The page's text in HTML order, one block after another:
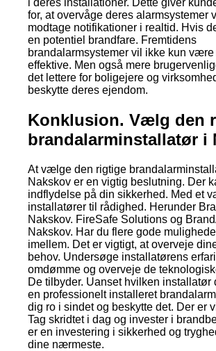
for, at overvåge deres alarmsystemer
modtage notifikationer i realtid. Hvis
en potentiel brandfare. Fremtidens
brandalarmsystemer vil ikke kun være
effektive. Men også mere
det lettere for boligejere og
beskytte deres ejendom.
Konklusion. Vælg den
brandalarminstallatør i
At vælge den rigtige
Nakskov er en vigtig beslutning. Der
indflydelse på din sikkerhed. Med et
installatører til rådighed. Herunder
Nakskov. FireSafe Solutions og
Nakskov. Har du flere gode
imellem. Det er vigtigt, at overveje
behov. Undersøge installatørens
omdømme og overveje de
De tilbyder. Uanset hvilken installatør
en professionelt installeret
dig ro i sindet og beskytte det. Der er
Tag skridtet i dag og invester i
er en investering i sikkerhed og
dine nærmeste.